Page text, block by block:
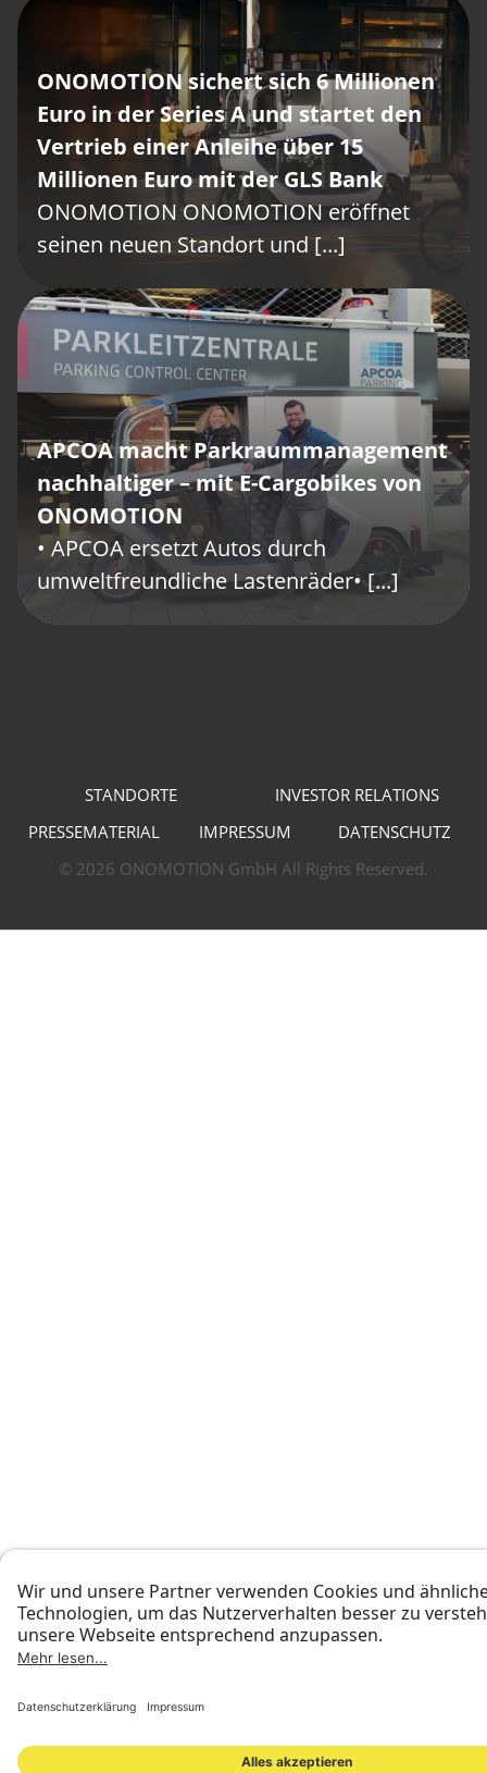
STANDORTE
NEWSLETTER
ONOMOTION sichert sich 6 Millionen
Euro in der Series A und startet den
Vertrieb einer Anleihe über 15
Millionen Euro mit der GLS Bank
ONOMOTION ONOMOTION eröffnet
seinen neuen Standort und [...]
ONOMOTION eröffnet neuen
Standort mit hochkarätigen Gästen
ONOMOTION ONOMOTION eröffnet
seinen neuen Standort und [...]
APCOA macht Parkraummanagement
nachhaltiger – mit E-Cargobikes von
ONOMOTION
• APCOA ersetzt Autos durch
umweltfreundliche Lastenräder• [...]
© 2026 ONOMOTION GmbH All Rights Reserved.
STANDORTE
INVESTOR RELATIONS
PRESSEMATERIAL
IMPRESSUM DATENSCHUTZ